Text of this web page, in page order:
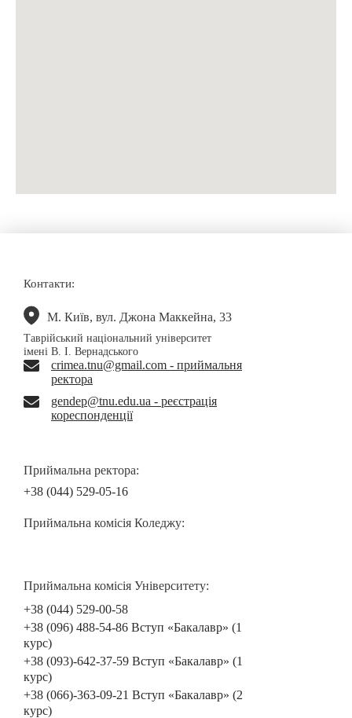
Контакти:
М. Київ, вул. Джона Маккейна, 33
Таврійський національний університет
імені В. І. Вернадського
crimea.tnu@gmail.com - приймальня
ректора
gendep@tnu.edu.ua - реєстрація
кореспонденції
Приймальна ректора:
+38 (044) 529-05-16
Приймальна комісія Коледжу:
Приймальна комісія Університету:
+38 (044) 529-00-58
+38 (096) 488-54-86 Вступ «Бакалавр» (1
курс)
+38 (093)-642-37-59 Вступ «Бакалавр» (1
курс)
+38 (066)-363-09-21 Вступ «Бакалавр» (2
курс)